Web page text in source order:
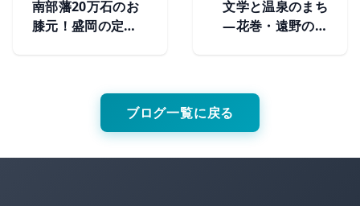
南部藩20万石のお
膝元！盛岡の定番
文学と温泉のまち
―花巻・遠野の定
ブログ一覧に戻る